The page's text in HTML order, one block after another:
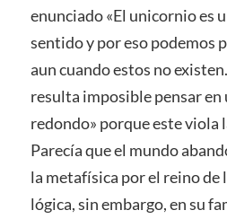
enunciado «El unicornio es
sentido y por eso podemos
aun cuando estos no
resulta imposible pensar en
redondo» porque este viola
Parecía que el mundo
la metafísica por el reino de
lógica, sin embargo, en su